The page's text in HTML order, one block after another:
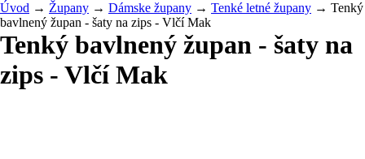
Úvod → Župany → Dámske župany → Tenké letné župany → Tenký
bavlnený župan - šaty na zips - Vlčí Mak
Tenký bavlnený župan - šaty na
zips - Vlčí Mak